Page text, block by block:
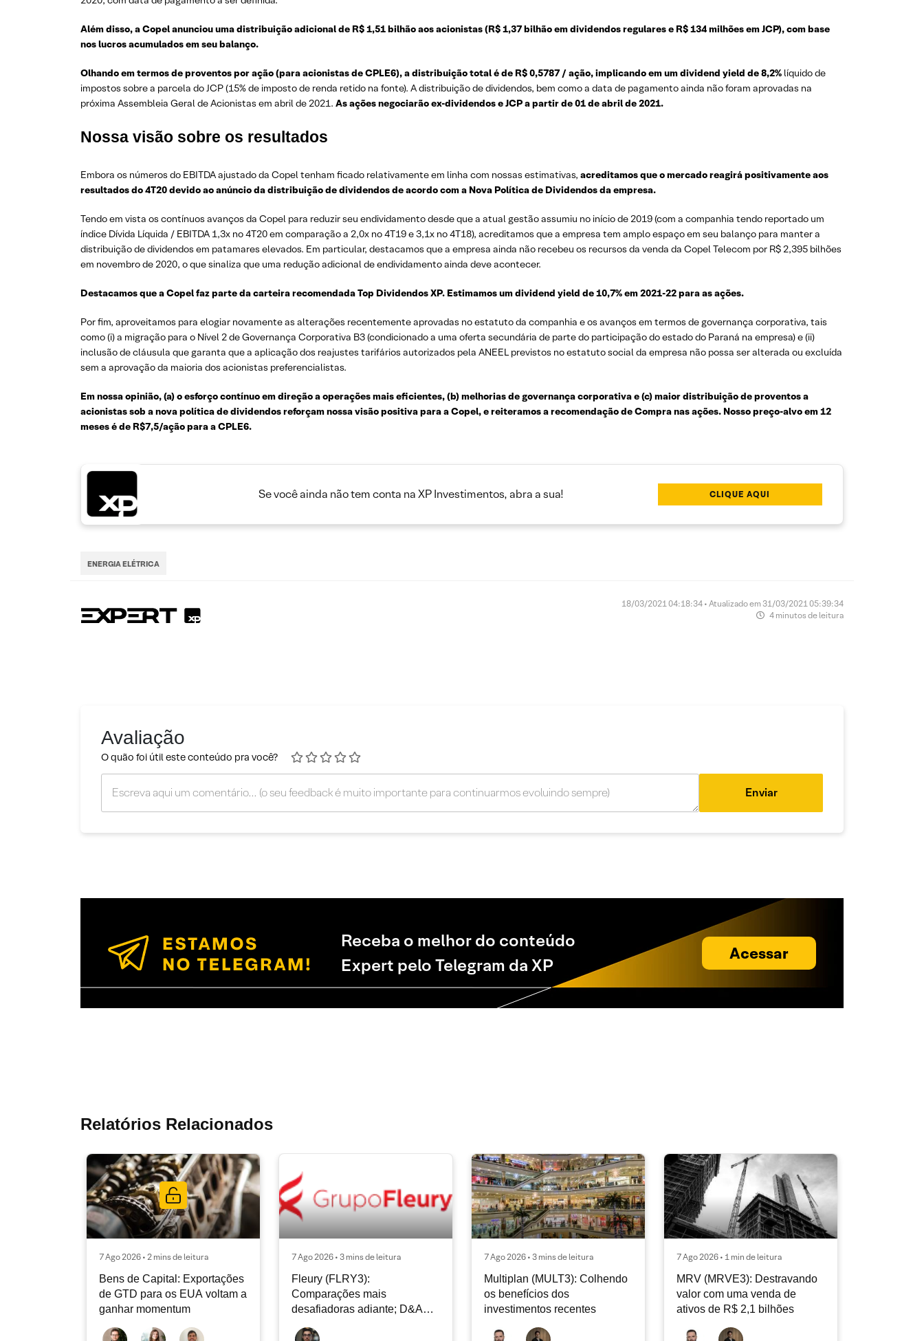
Além disso, a Copel anunciou uma distribuição adicional de R$ 1,51 bilhão aos acionistas (R$ 1,37 bilhão em dividendos regulares e R$ 134 milhões em JCP), com base
nos lucros acumulados em seu balanço.
Olhando em termos de proventos por ação (para acionistas de CPLE6), a distribuição total é de R$ 0,5787 / ação, implicando em um dividend yield de 8,2% líquido de
impostos sobre a parcela do JCP (15% de imposto de renda retido na fonte). A distribuição de dividendos, bem como a data de pagamento ainda não foram aprovadas na
próxima Assembleia Geral de Acionistas em abril de 2021. As ações negociarão ex-dividendos e JCP a partir de 01 de abril de 2021.
Nossa visão sobre os resultados
Embora os números do EBITDA ajustado da Copel tenham ficado relativamente em linha com nossas estimativas, acreditamos que o mercado reagirá positivamente aos
resultados do 4T20 devido ao anúncio da distribuição de dividendos de acordo com a Nova Política de Dividendos da empresa.
Tendo em vista os contínuos avanços da Copel para reduzir seu endividamento desde que a atual gestão assumiu no início de 2019 (com a companhia tendo reportado um
índice Dívida Líquida / EBITDA 1,3x no 4T20 em comparação a 2,0x no 4T19 e 3,1x no 4T18), acreditamos que a empresa tem amplo espaço em seu balanço para manter a
distribuição de dividendos em patamares elevados. Em particular, destacamos que a empresa ainda não recebeu os recursos da venda da Copel Telecom por R$ 2,395 bilhões
em novembro de 2020, o que sinaliza que uma redução adicional de endividamento ainda deve acontecer.
Destacamos que a Copel faz parte da carteira recomendada Top Dividendos XP. Estimamos um dividend yield de 10,7% em 2021-22 para as ações.
Por fim, aproveitamos para elogiar novamente as alterações recentemente aprovadas no estatuto da companhia e os avanços em termos de governança corporativa, tais
como (i) a migração para o Nível 2 de Governança Corporativa B3 (condicionado a uma oferta secundária de parte do participação do estado do Paraná na empresa) e (ii)
inclusão de cláusula que garanta que a aplicação dos reajustes tarifários autorizados pela ANEEL previstos no estatuto social da empresa não possa ser alterada ou excluída
sem a aprovação da maioria dos acionistas preferencialistas.
Em nossa opinião, (a) o esforço contínuo em direção a operações mais eficientes, (b) melhorias de governança corporativa e (c) maior distribuição de proventos a
acionistas sob a nova política de dividendos reforçam nossa visão positiva para a Copel, e reiteramos a recomendação de Compra nas ações. Nosso preço-alvo em 12
meses é de R$7,5/ação para a CPLE6.
Se você ainda não tem conta na XP Investimentos, abra a sua! CLIQUE AQUI
ENERGIA ELÉTRICA
18/03/2021 04:18:34 • Atualizado em 31/03/2021 05:39:34
4 minutos de leitura
Avaliação
O quão foi útil este conteúdo pra você?
Enviar
Receba o melhor do conteúdo
Expert pelo Telegram da XP
Acessar
Relatórios Relacionados
7 Ago 2026 • 2 mins de leitura
Bens de Capital: Exportações
de GTD para os EUA voltam a
ganhar momentum
7 Ago 2026 • 3 mins de leitura
Fleury (FLRY3):
Comparações mais
desafiadoras adiante; D&A
deve permanecer nos níveis
7 Ago 2026 • 3 mins de leitura
Multiplan (MULT3): Colhendo
os benefícios dos
investimentos recentes
7 Ago 2026 • 1 min de leitura
MRV (MRVE3): Destravando
valor com uma venda de
ativos de R$ 2,1 bilhões